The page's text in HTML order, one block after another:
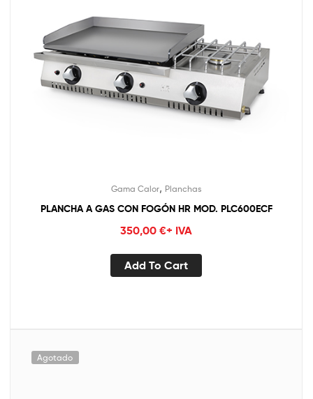
Gama Calor, Planchas
PLANCHA A GAS CON FOGÓN HR MOD. PLC600ECF
350,00 €+ IVA
Add To Cart
Agotado